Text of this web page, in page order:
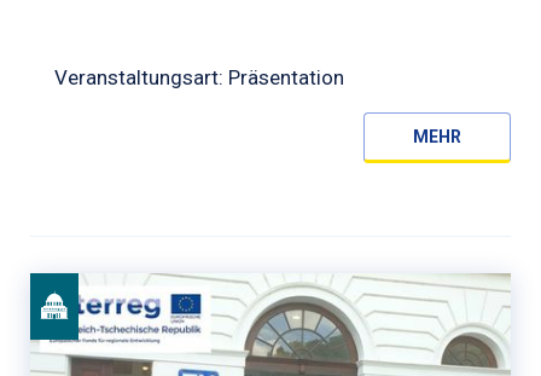
Veranstaltungsart: Präsentation
MEHR